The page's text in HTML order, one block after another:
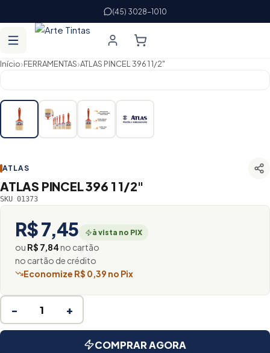
(45) 3028-1010
Início›FERRAMENTAS›ATLAS PINCEL 396 1 1/2"
ATLAS
ATLAS PINCEL 396 1 1/2"
SKU 01373
R$ 7,45 à vista no PIX
ou R$ 7,84no cartão
no cartão de crédito
Economize R$ 0,39 no Pix
− +
COMPRAR AGORA